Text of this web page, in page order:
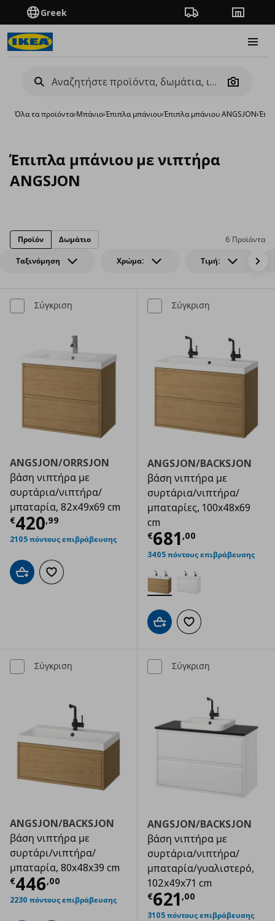
Greek Πορεία παραγγελίας
Camera
Όλα τα προϊόντα›Μπάνιο›Έπιπλα μπάνιου›Έπιπλα μπάνιου ANGSJON›
Έπιπλα μπάνιου με νιπτήρα
ANGSJON
Ταξινόμηση Χρώμα: Τιμή:
6 Προϊόντα
Προϊόν Δωμάτιο
Σύγκριση
ANGSJON/ORRSJON
βάση νιπτήρα με
συρτάρια/νιπτήρα/
μπαταρία, 82x49x69 cm
€420,99
Τρέχουσα τιμή € 420,99
2105 πόντους επιβράβευσης
Προσθήκη στο καλάθι
Προσθήκη στα αγαπημένα
Σύγκριση
ANGSJON/BACKSJON
βάση νιπτήρα με
συρτάρια/νιπτήρα/
μπαταρίες, 100x48x69
cm
€681 ,00
Τρέχουσα
3405 πόντους επιβράβευσης
Προσθήκη στο καλάθι
Προσθήκη στα
Σύγκριση
ANGSJON/BACKSJON
βάση νιπτήρα με
συρτάρι/νιπτήρα/
μπαταρία, 80x48x39 cm
€446,00
Τρέχουσα τιμή € 446,00
2230 πόντους επιβράβευσης
Σύγκριση
ANGSJON/BACKSJON
βάση νιπτήρα με
συρτάρια/νιπτήρα/
μπαταρία/γυαλιστερό,
102x49x71 cm
€621 ,00
Τρέχουσα
3105 πόντους επιβράβευσης